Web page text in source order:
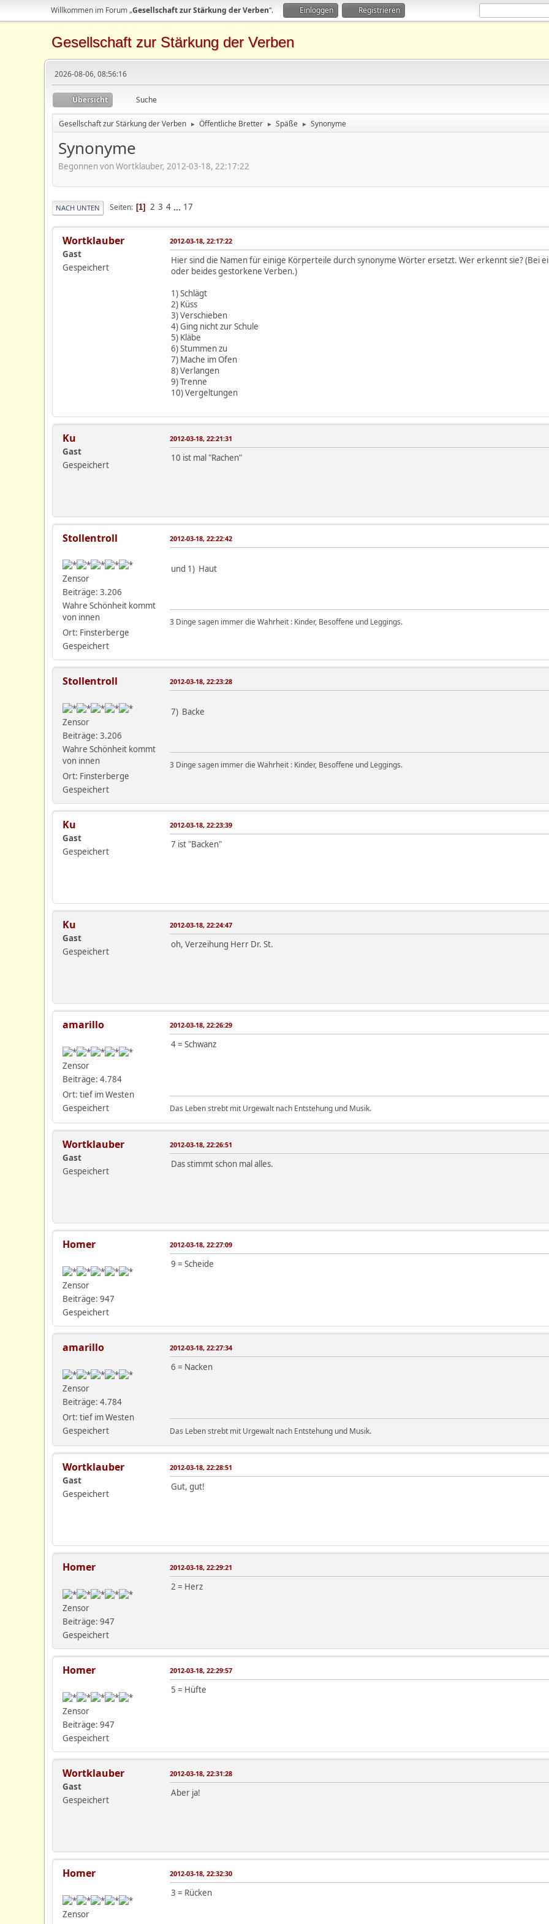
Willkommen im Forum „Gesellschaft zur Stärkung der Verben“. Einloggen Registrieren
Gesellschaft zur Stärkung der Verben
2026-08-06, 08:56:16
Übersicht Suche
Gesellschaft zur Stärkung der Verben ► Öffentliche Bretter ► Späße ► Synonyme
Synonyme
Begonnen von Wortklauber, 2012-03-18, 22:17:22
NACH UNTEN Seiten 1 2 3 4 ... 17
Wortklauber
Gast
Gespeichert
2012-03-18, 22:17:22
Hier sind die Namen für einige Körperteile durch synonyme Wörter ersetzt. Wer erkennt sie? (Bei
oder beides gestorkene Verben.)
1) Schlägt
2) Küss
3) Verschieben
4) Ging nicht zur Schule
5) Kläbe
6) Stummen zu
7) Mache im Ofen
8) Verlangen
9) Trenne
10) Vergeltungen
Ku
Gast
Gespeichert
2012-03-18, 22:21:31
10 ist mal "Rachen"
Stollentroll
Zensor
Beiträge: 3.206
Wahre Schönheit kommt
von innen
Ort: Finsterberge
Gespeichert
2012-03-18, 22:22:42
und 1) Haut
3 Dinge sagen immer die Wahrheit : Kinder, Besoffene und Leggings.
Stollentroll
Zensor
Beiträge: 3.206
Wahre Schönheit kommt
von innen
Ort: Finsterberge
Gespeichert
2012-03-18, 22:23:28
7) Backe
3 Dinge sagen immer die Wahrheit : Kinder, Besoffene und Leggings.
Ku
Gast
Gespeichert
2012-03-18, 22:23:39
7 ist "Backen"
Ku
Gast
Gespeichert
2012-03-18, 22:24:47
oh, Verzeihung Herr Dr. St.
amarillo
Zensor
Beiträge: 4.784
Ort: tief im Westen
Gespeichert
2012-03-18, 22:26:29
4 = Schwanz
Das Leben strebt mit Urgewalt nach Entstehung und Musik.
Wortklauber
Gast
Gespeichert
2012-03-18, 22:26:51
Das stimmt schon mal alles.
Homer
Zensor
Beiträge: 947
Gespeichert
2012-03-18, 22:27:09
9 = Scheide
amarillo
Zensor
Beiträge: 4.784
Ort: tief im Westen
Gespeichert
2012-03-18, 22:27:34
6 = Nacken
Das Leben strebt mit Urgewalt nach Entstehung und Musik.
Wortklauber
Gast
Gespeichert
2012-03-18, 22:28:51
Gut, gut!
Homer
Zensor
Beiträge: 947
Gespeichert
2012-03-18, 22:29:21
2 = Herz
Homer
Zensor
Beiträge: 947
Gespeichert
2012-03-18, 22:29:57
5 = Hüfte
Wortklauber
Gast
Gespeichert
2012-03-18, 22:31:28
Aber ja!
Homer
Zensor
2012-03-18, 22:32:30
3 = Rücken